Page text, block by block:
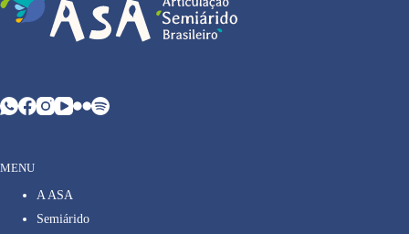
MENU
A ASA
Semiárido